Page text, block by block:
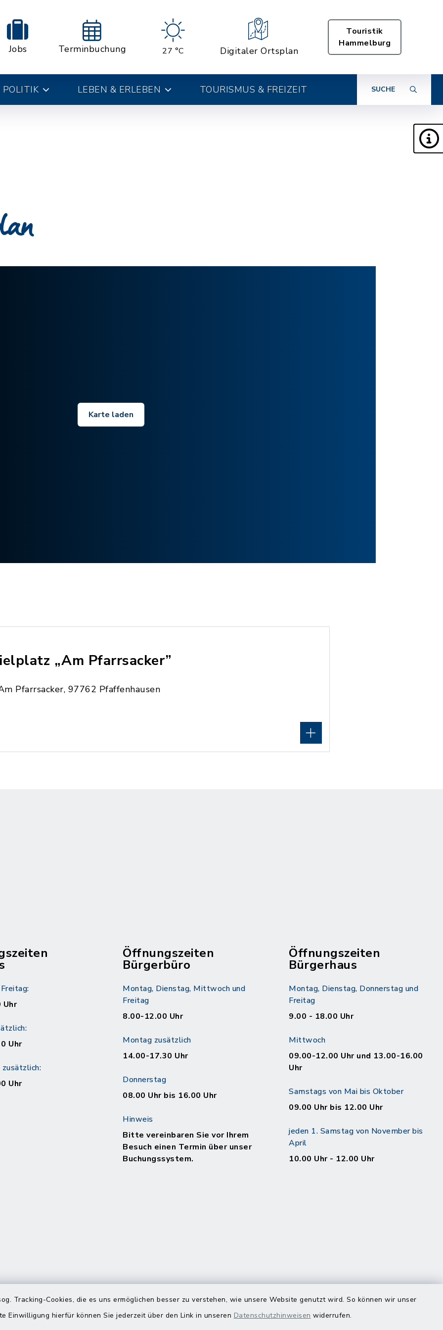
Tracking-Cookies, die es uns ermöglichen besser zu verstehen, wie unsere Website genutzt wird. So können wir unser
Einwilligung hierfür können Sie jederzeit über den Link in unseren Datenschutzhinweisen widerrufen.
Jobs Terminbuchung 27 °C Digitaler Ortsplan
Touristik
Hammelburg
POLITIK LEBEN & ERLEBEN TOURISMUS & FREIZEIT SUCHE
Karte laden
„Am Pfarrsacker”
Pfarrsacker, 97762 Pfaffenhausen
Uhr
Uhr
Uhr
Öffnungszeiten
Bürgerbüro
Montag, Dienstag, Mittwoch und
Freitag
8.00-12.00 Uhr
Montag zusätzlich
14.00-17.30 Uhr
Donnerstag
08.00 Uhr bis 16.00 Uhr
Hinweis
Bitte vereinbaren Sie vor Ihrem
Besuch einen Termin über unser
Buchungssystem.
Öffnungszeiten
Bürgerhaus
Montag, Dienstag, Donnerstag und
Freitag
9.00 - 18.00 Uhr
Mittwoch
09.00-12.00 Uhr und 13.00-16.00
Uhr
Samstags von Mai bis Oktober
09.00 Uhr bis 12.00 Uhr
jeden 1. Samstag von November bis
April
10.00 Uhr - 12.00 Uhr